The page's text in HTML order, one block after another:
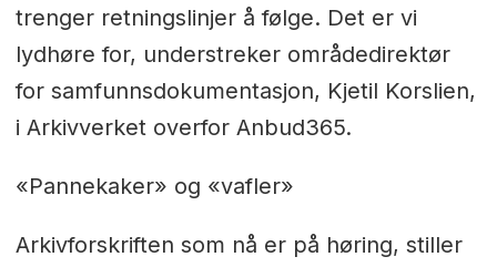
trenger retningslinjer å følge. Det er vi
lydhøre for, understreker områdedirektør
for samfunnsdokumentasjon, Kjetil Korslien,
i Arkivverket overfor Anbud365.
«Pannekaker» og «vafler»
Arkivforskriften som nå er på høring, stiller